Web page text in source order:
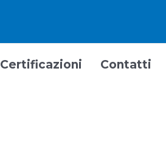
Certificazioni Contatti